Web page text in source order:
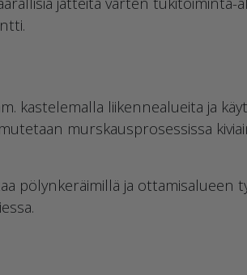
kastelemalla liikennealueita ja
murskausprosessissa
pölynkeräimillä ja ottamisalueen